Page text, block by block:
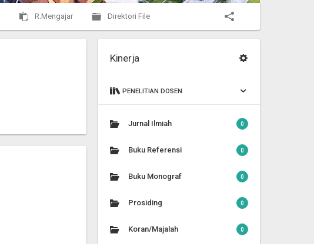
R.Mengajar Direktori File
Kinerja
PENELITIAN DOSEN
Jurnal Ilmiah 0
Buku Referensi 0
Buku Monograf 0
Prosiding 0
Koran/Majalah 0